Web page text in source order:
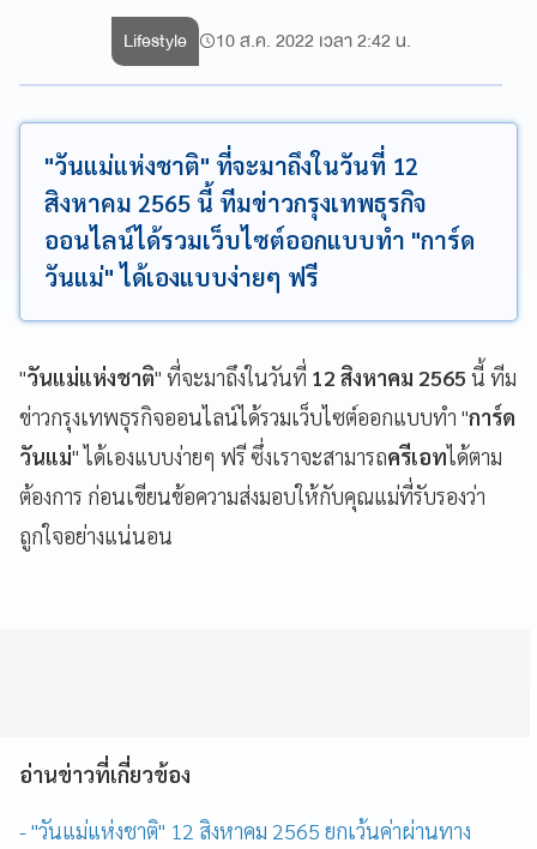
Lifestyle 10 ส.ค. 2022 เวลา 2:42 น.
"วันแม่แห่งชาติ" ที่จะมาถึงในวันที่ 12
สิงหาคม 2565 นี้ ทีมข่าวกรุงเทพธุรกิจ
ออนไลน์ได้รวมเว็บไซต์ออกแบบทำ "การ์ด
วันแม่" ได้เองแบบง่ายๆ ฟรี
"วันแม่แห่งชาติ" ที่จะมาถึงในวันที่ 12 สิงหาคม 2565 นี้ ทีม
ข่าวกรุงเทพธุรกิจออนไลน์ได้รวมเว็บไซต์ออกแบบทำ "การ์ด
วันแม่" ได้เองแบบง่ายๆ ฟรี ซึ่งเราจะสามารถครีเอทได้ตาม
ต้องการ ก่อนเขียนข้อความส่งมอบให้กับคุณแม่ที่รับรองว่า
ถูกใจอย่างแน่นอน
อ่านข่าวที่เกี่ยวข้อง
- "วันแม่แห่งชาติ" 12 สิงหาคม 2565 ยกเว้นค่าผ่านทาง